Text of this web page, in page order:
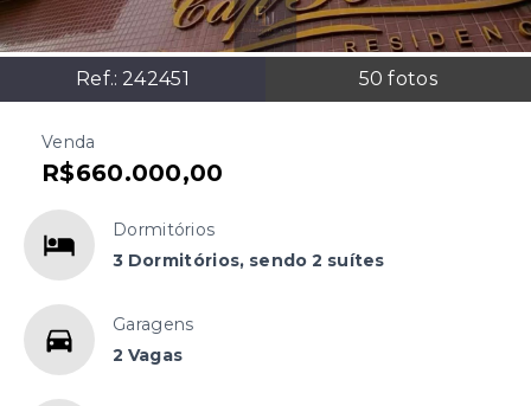
Ref.: 242451 50 fotos
Venda
R$660.000,00
Dormitórios
3 Dormitórios, sendo 2 suítes
Garagens
2 Vagas